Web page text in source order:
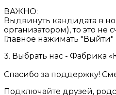
ВАЖНО:
Выдвинуть кандидата в
организатором), то это не
Главное нажимать
3. Выбрать нас - Фабрика
Спасибо за поддержку!
Подключайте друзей,